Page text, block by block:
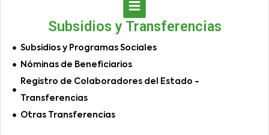
Subsidios y Transferencias
Subsidios y Programas Sociales
Nóminas de Beneficiarios
Registro de Colaboradores del Estado -
Transferencias
Otras Transferencias